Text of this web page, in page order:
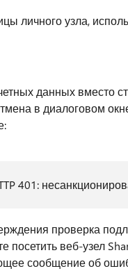
личного узла,
данных вместо
в диалоговом
401:
проверка
посетить веб-узел
сообщение об